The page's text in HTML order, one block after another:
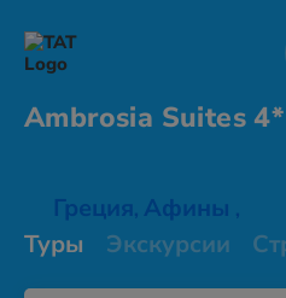
Ambrosia Suites 4*
Греция, Афины ,
Туры Экскурсии